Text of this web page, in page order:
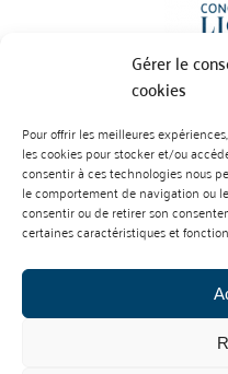
Gérer le
cookies
Pour offrir les meilleures
les cookies pour stocker et/ou
consentir à ces technologies nous
le comportement de navigation ou
consentir ou de retirer son
certaines caractéristiques et
BP 70023 -
Tél :